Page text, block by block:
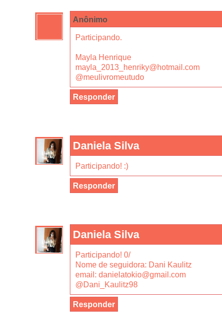
Anônimo
Participando.
Mayla Henrique
mayla_2013_henriky@hotmail.com
@meulivromeutudo
Responder
Daniela Silva
Participando! :)
Responder
Daniela Silva
Participando! 0/
Nome de seguidora: Dani Kaulitz
email: danielatokio@gmail.com
@Dani_Kaulitz98
Responder